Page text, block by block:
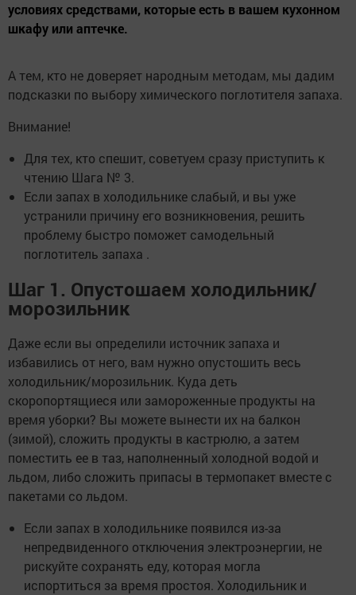
условиях средствами, которые есть в вашем кухонном
шкафу или аптечке.
А тем, кто не доверяет народным методам, мы дадим
подсказки по выбору химического поглотителя запаха.
Внимание!
Для тех, кто спешит, советуем сразу приступить к
чтению Шага № 3.
Если запах в холодильнике слабый, и вы уже
устранили причину его возникновения, решить
проблему быстро поможет самодельный
поглотитель запаха .
Шаг 1. Опустошаем холодильник/
морозильник
Даже если вы определили источник запаха и
избавились от него, вам нужно опустошить весь
холодильник/морозильник. Куда деть
скоропортящиеся или замороженные продукты на
время уборки? Вы можете вынести их на балкон
(зимой), сложить продукты в кастрюлю, а затем
поместить ее в таз, наполненный холодной водой и
льдом, либо сложить припасы в термопакет вместе с
пакетами со льдом.
Если запах в холодильнике появился из-за
непредвиденного отключения электроэнергии, не
рискуйте сохранять еду, которая могла
испортиться за время простоя. Холодильник и